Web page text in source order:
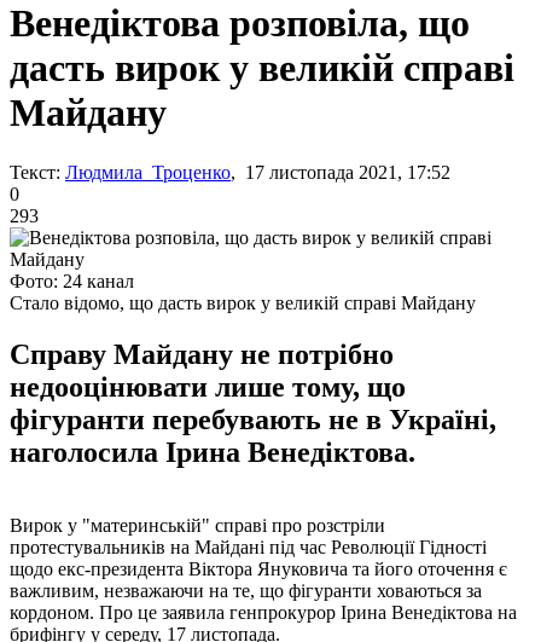
Венедіктова розповіла, що
дасть вирок у великій справі
Майдану
Текст: Людмила Троценко, 17 листопада 2021, 17:52
0
293
Фото: 24 канал
Стало відомо, що дасть вирок у великій справі Майдану
Справу Майдану не потрібно
недооцінювати лише тому, що
фігуранти перебувають не в Україні,
наголосила Ірина Венедіктова.
Вирок у "материнській" справі про розстріли
протестувальників на Майдані під час Революції Гідності
щодо екс-президента Віктора Януковича та його оточення є
важливим, незважаючи на те, що фігуранти ховаються за
кордоном. Про це заявила генпрокурор Ірина Венедіктова на
брифінгу у середу, 17 листопада.